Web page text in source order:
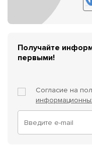
Получайте
первыми!
Согласие на